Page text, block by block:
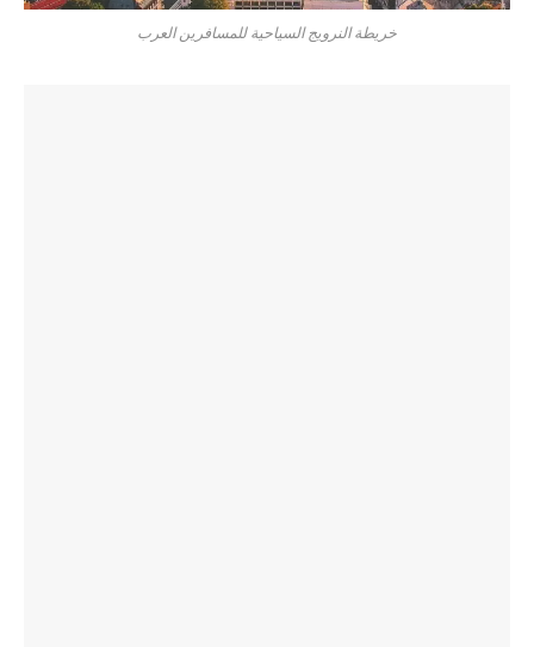
خريطة النرويج السياحية للمسافرين العرب